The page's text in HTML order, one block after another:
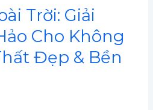
Trời: Giải
Cho Không
Đẹp & Bền